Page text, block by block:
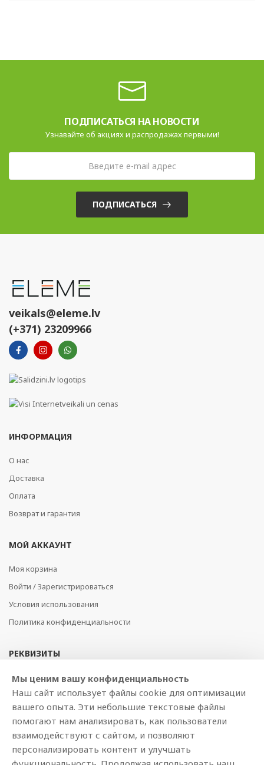
ПОДПИСАТЬСЯ НА НОВОСТИ
Узнавайте об акциях и распродажах первыми!
ПОДПИСАТЬСЯ
veikals@eleme.lv
(+371) 23209966
ИНФОРМАЦИЯ
О нас
Доставка
Оплата
Возврат и гарантия
МОЙ АККАУНТ
Моя корзина
Войти / Зарегистрироваться
Условия использования
Политика конфиденциальности
РЕКВИЗИТЫ
SIA BAJTEL.LV
Reģ Nr. 40003979897
Brīvības gatve 214b, Rīga, LV-1039, Latvija
AS Swedbank, HABALV22
LV53HABA0551019240274
Мы ценим вашу конфиденциальность
Наш сайт использует файлы cookie для оптимизации
вашего опыта. Эти небольшие текстовые файлы
помогают нам анализировать, как пользователи
взаимодействуют с сайтом, и позволяют
персонализировать контент и улучшать